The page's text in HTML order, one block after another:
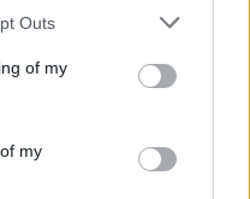
one or more Google
You may click to
its third-party tags to
in below Google
Outs
of my
my